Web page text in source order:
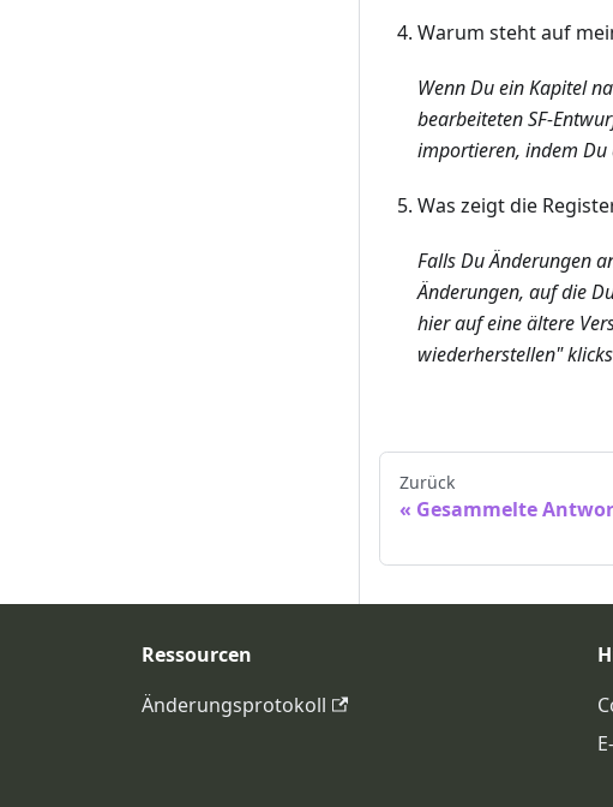
Warum steht auf
Wenn Du ein Kapitel
bearbeiteten SF-
importieren, indem Du
Was zeigt die
Falls Du Änderungen
Änderungen, auf die
hier auf eine ältere
wiederherstellen"
Zurück
Gesammelte
Ressourcen
Änderungsprotokoll